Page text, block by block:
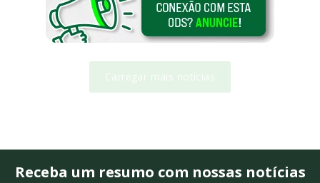
Carregar mais notícias
Receba um resumo com nossas notícias